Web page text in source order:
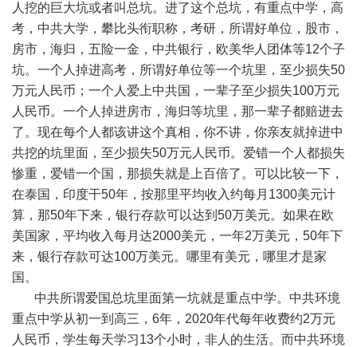
人挖的巨大坑或者叫总坑。进了这个总坑，有重点中学，高
考，中共大学，攀比头衔职称，考研，所谓好单位，股市，
房市，海归，五险一金，中共银行，欧美华人团体等12个子
坑。一个人掉进高考，所谓好单位等一个坑里，至少损失50
万元人民币；一个人爱上中共国，一辈子至少损失100万元
人民币。一个人掉进房市，海归等坑里，那一辈子都赔进去
了。现在每个人都该讲这个真相，你不讲，你亲友就掉进中
共挖的坑里面，至少损失50万元人民币。爱错一个人都损失
惨重，爱错一个国，那损失就是上百倍了。可以比较一下，
在泰国，印度干50年，按那里平均收入约每月 1300美元计
算，那50年下来，银行存款可以达到 50万美元。如果在欧
美国家，平均收入每月达2000美元，一年2万美元， 50年下
来，银行存款可达100万美元。哪里有美元，哪里才是家
国。
中共所谓爱国总坑里面第一坑就是重点中学。中共环境
重点中学从初一到高三， 6年， 2020年代每年收费约2万元
人民币，学生每天学习13个小时，非人的生活。而中共环境